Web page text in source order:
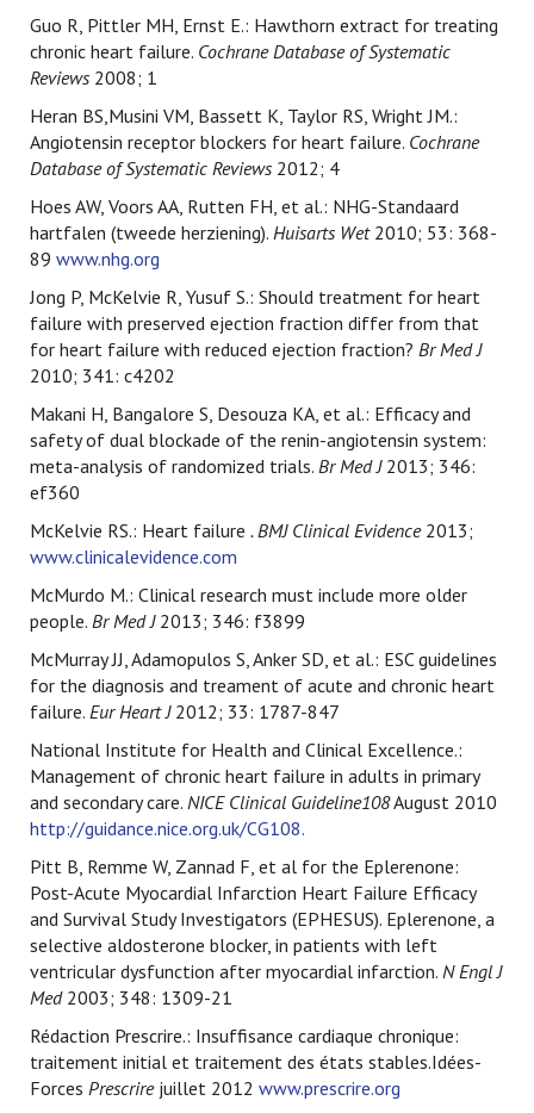
Guo R, Pittler MH, Ernst E.: Hawthorn extract for treating
chronic heart failure. Cochrane Database of Systematic
Reviews 2008; 1
Heran BS,Musini VM, Bassett K, Taylor RS, Wright JM.:
Angiotensin receptor blockers for heart failure. Cochrane
Database of Systematic Reviews 2012; 4
Hoes AW, Voors AA, Rutten FH, et al.: NHG-Standaard
hartfalen (tweede herziening). Huisarts Wet2010; 53: 368-
89 www.nhg.org
Jong P, McKelvie R, Yusuf S.: Should treatment for heart
failure with preserved ejection fraction differ from that
for heart failure with reduced ejection fraction? Br Med J
2010; 341: c4202
Makani H, Bangalore S, Desouza KA, et al.: Efficacy and
safety of dual blockade of the renin-angiotensin system:
meta-analysis of randomized trials. Br Med J2013; 346:
ef360
McKelvie RS.: Heart failure . BMJ Clinical Evidence2013;
www.clinicalevidence.com
McMurdo M.: Clinical research must include more older
people. Br Med J2013; 346: f3899
McMurray JJ, Adamopulos S, Anker SD, et al.: ESC guidelines
for the diagnosis and treament of acute and chronic heart
failure. Eur Heart J2012; 33: 1787-847
National Institute for Health and Clinical Excellence.:
Management of chronic heart failure in adults in primary
and secondary care. NICE Clinical Guideline108August 2010
http://guidance.nice.org.uk/CG108.
Pitt B, Remme W, Zannad F, et al for the Eplerenone:
Post-Acute Myocardial Infarction Heart Failure Efficacy
and Survival Study Investigators (EPHESUS). Eplerenone, a
selective aldosterone blocker, in patients with left
ventricular dysfunction after myocardial infarction. N Engl J
Med2003; 348: 1309-21
Rédaction Prescrire.: Insuffisance cardiaque chronique:
traitement initial et traitement des états stables.Idées-
Forces Prescrirejuillet 2012 www.prescrire.org